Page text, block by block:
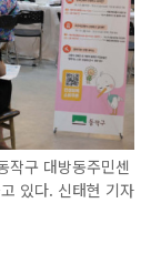
구 대방동주민센
있다. 신태현 기자